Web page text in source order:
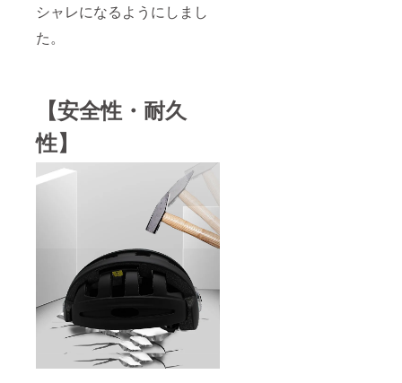
シャレになるようにしまし
た。
【安全性・耐久
性】